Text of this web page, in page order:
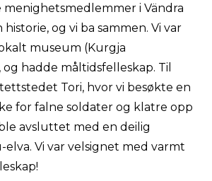
i Vändra
og vi ba sammen. Vi var
museum (Kurgja
hadde måltidsfelleskap. Til
Tori, hvor vi besøkte en
for falne soldater og klatre opp
avsluttet med en deilig
Vi var velsignet med varmt